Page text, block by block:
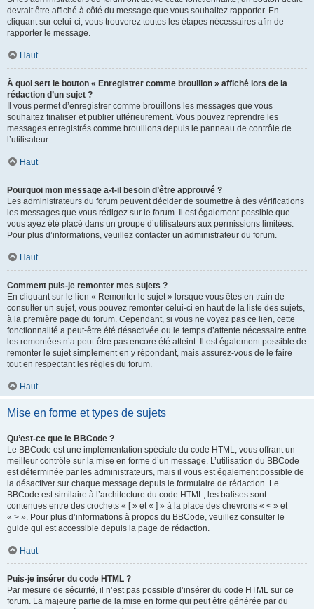
devrait être affiché à côté du message que vous souhaitez rapporter. En
cliquant sur celui-ci, vous trouverez toutes les étapes nécessaires afin de
rapporter le message.
Haut
À quoi sert le bouton « Enregistrer comme brouillon » affiché lors de la
rédaction d’un sujet ?
Il vous permet d’enregistrer comme brouillons les messages que vous
souhaitez finaliser et publier ultérieurement. Vous pouvez reprendre les
messages enregistrés comme brouillons depuis le panneau de contrôle de
l’utilisateur.
Haut
Pourquoi mon message a-t-il besoin d’être approuvé ?
Les administrateurs du forum peuvent décider de soumettre à des vérifications
les messages que vous rédigez sur le forum. Il est également possible que
vous ayez été placé dans un groupe d’utilisateurs aux permissions limitées.
Pour plus d’informations, veuillez contacter un administrateur du forum.
Haut
Comment puis-je remonter mes sujets ?
En cliquant sur le lien « Remonter le sujet » lorsque vous êtes en train de
consulter un sujet, vous pouvez remonter celui-ci en haut de la liste des sujets,
à la première page du forum. Cependant, si vous ne voyez pas ce lien, cette
fonctionnalité a peut-être été désactivée ou le temps d’attente nécessaire entre
les remontées n’a peut-être pas encore été atteint. Il est également possible de
remonter le sujet simplement en y répondant, mais assurez-vous de le faire
tout en respectant les règles du forum.
Haut
Mise en forme et types de sujets
Qu’est-ce que le BBCode ?
Le BBCode est une implémentation spéciale du code HTML, vous offrant un
meilleur contrôle sur la mise en forme d’un message. L’utilisation du BBCode
est déterminée par les administrateurs, mais il vous est également possible de
la désactiver sur chaque message depuis le formulaire de rédaction. Le
BBCode est similaire à l’architecture du code HTML, les balises sont
contenues entre des crochets « [ » et « ] » à la place des chevrons « < » et
« > ». Pour plus d’informations à propos du BBCode, veuillez consulter le
guide qui est accessible depuis la page de rédaction.
Haut
Puis-je insérer du code HTML ?
Par mesure de sécurité, il n’est pas possible d’insérer du code HTML sur ce
forum. La majeure partie de la mise en forme qui peut être générée par du